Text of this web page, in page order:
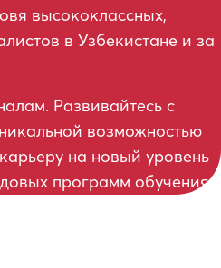
высококлассных,
в Узбекистане и за
Развивайтесь с
возможностью
на новый уровень
программ обучения.